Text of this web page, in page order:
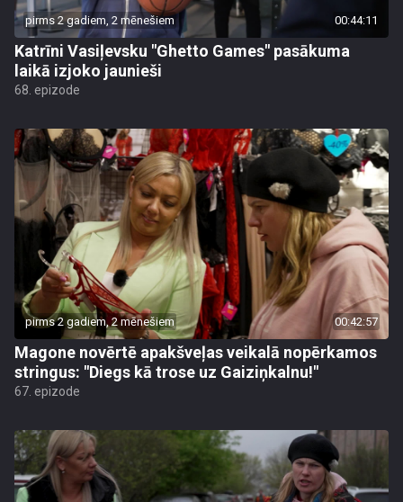
pirms 2 gadiem, 2 mēnešiem 00:44:11
Katrīni Vasiļevsku "Ghetto Games" pasākuma
laikā izjoko jaunieši
68. epizode
pirms 2 gadiem, 2 mēnešiem 00:42:57
Magone novērtē apakšveļas veikalā nopērkamos
stringus: "Diegs kā trose uz Gaiziņkalnu!"
67. epizode